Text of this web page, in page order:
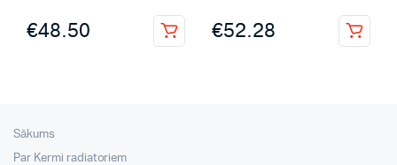
€48.50 €52.28
Sākums
Par Kermi radiatoriem